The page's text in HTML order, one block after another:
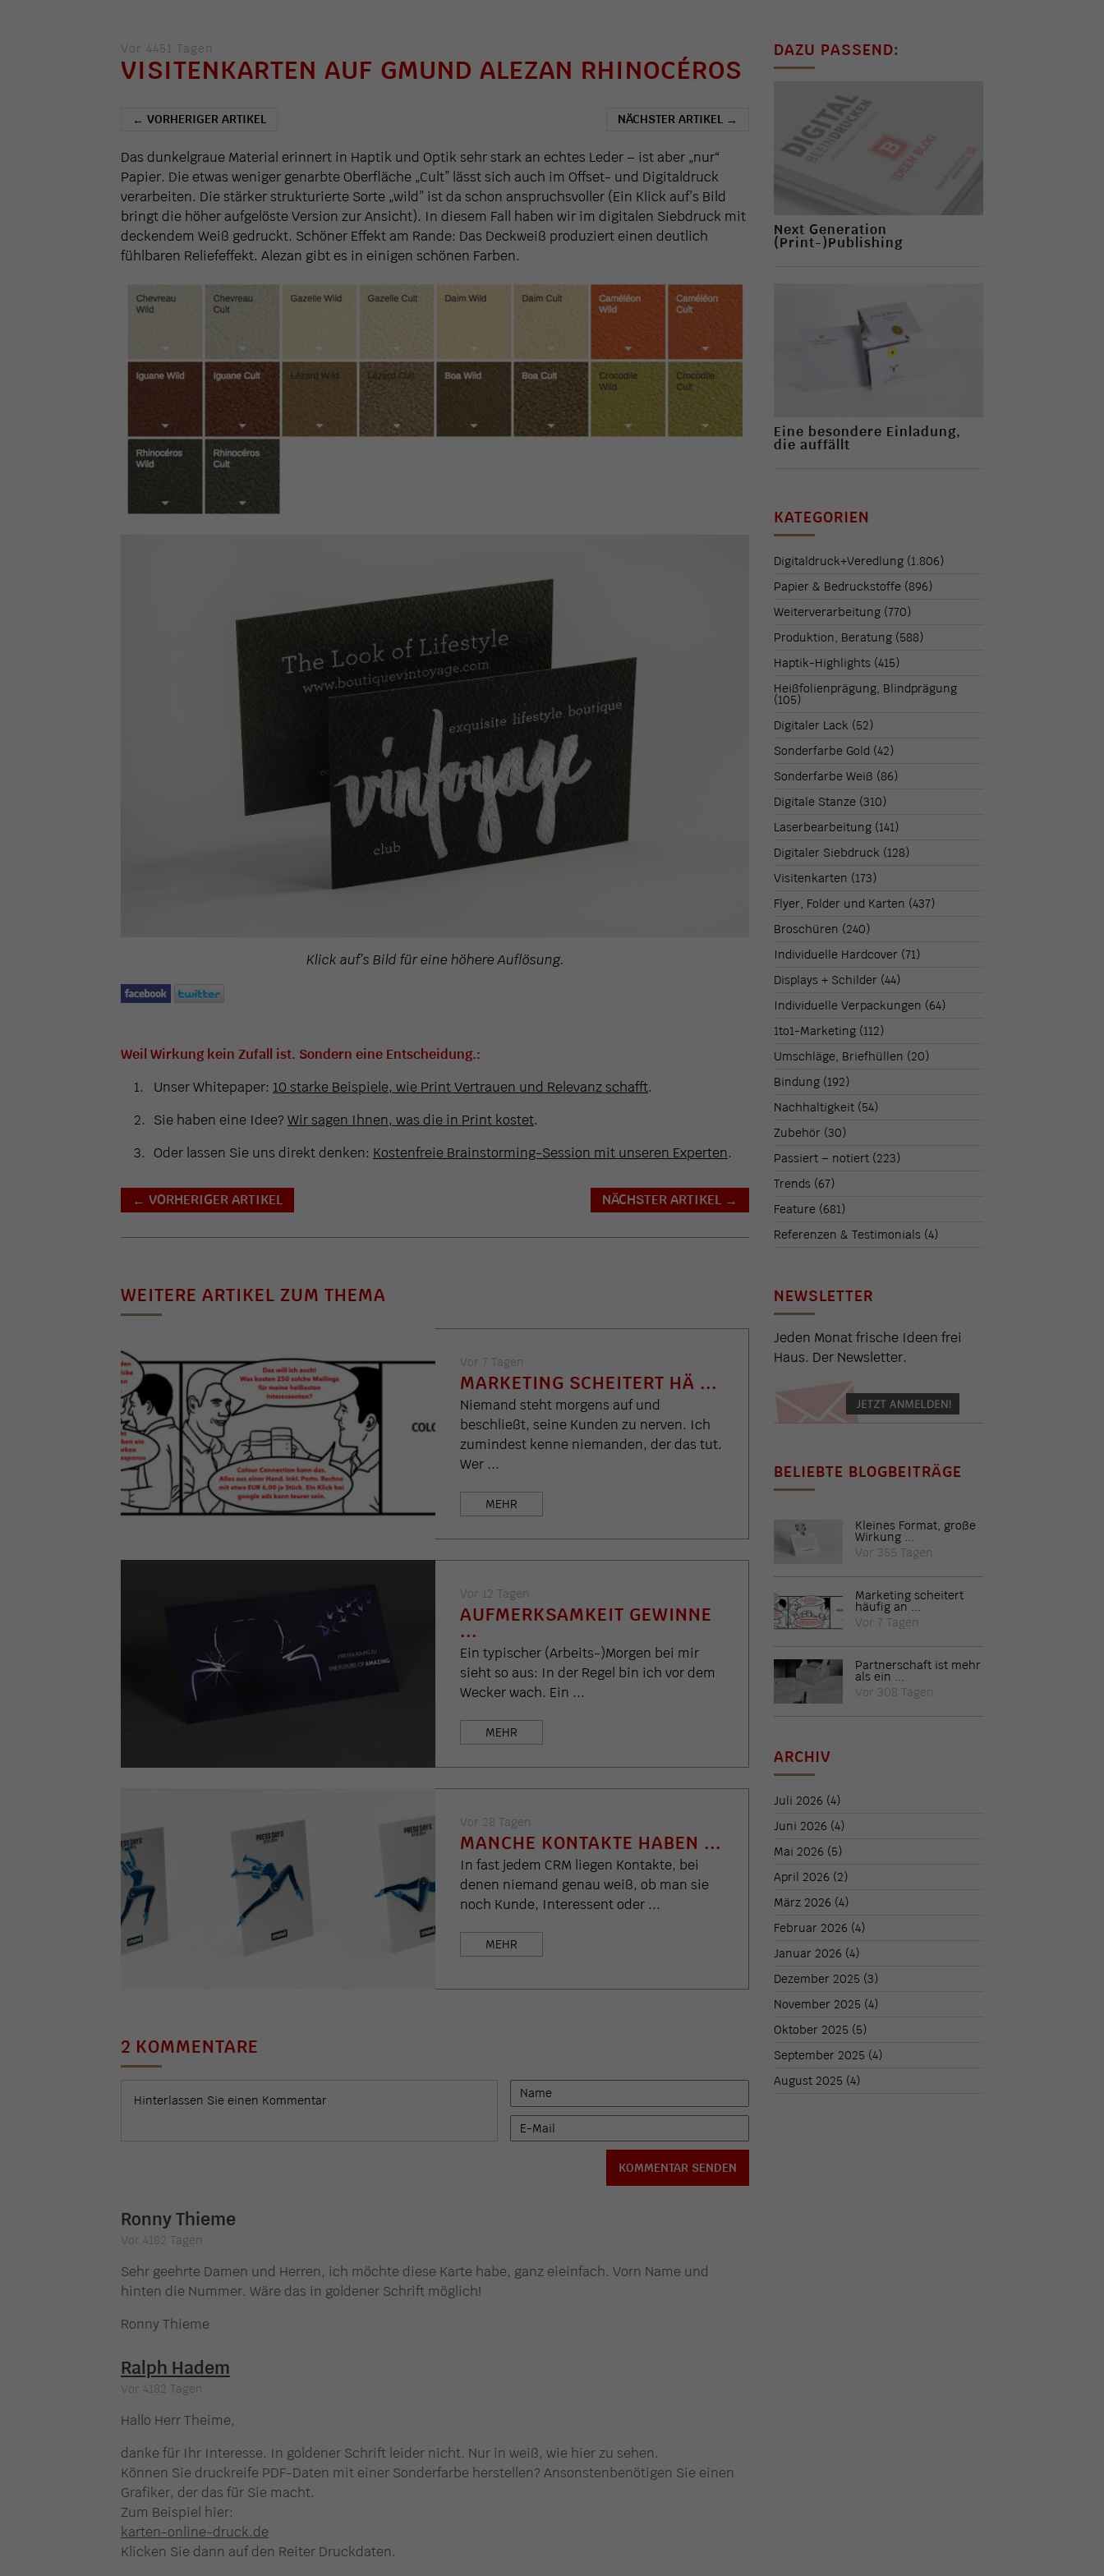
Vor 4451 Tagen
VISITENKARTEN AUF GMUND ALEZAN RHINOCÉROS
← VORHERIGER ARTIKEL NÄCHSTER ARTIKEL →
Das dunkelgraue Material erinnert in Haptik und Optik sehr stark an echtes Leder – ist aber „nur“
Papier. Die etwas weniger genarbte Oberfläche „Cult” lässt sich auch im Offset- und Digitaldruck
verarbeiten. Die stärker strukturierte Sorte „wild” ist da schon anspruchsvoller (Ein Klick auf’s Bild
bringt die höher aufgelöste Version zur Ansicht). In diesem Fall haben wir im digitalen Siebdruck mit
deckendem Weiß gedruckt. Schöner Effekt am Rande: Das Deckweiß produziert einen deutlich
fühlbaren Reliefeffekt. Alezan gibt es in einigen schönen Farben.
Klick auf’s Bild für eine höhere Auflösung.
Weil Wirkung kein Zufall ist. Sondern eine Entscheidung.:
Unser Whitepaper: 10 starke Beispiele, wie Print Vertrauen und Relevanz schafft.
Sie haben eine Idee? Wir sagen Ihnen, was die in Print kostet.
Oder lassen Sie uns direkt denken: Kostenfreie Brainstorming-Session mit unseren Experten.
← VORHERIGER ARTIKEL NÄCHSTER ARTIKEL →
WEITERE ARTIKEL ZUM THEMA
Vor 7 Tagen
MARKETING SCHEITERT HÄ ...
Niemand steht morgens auf und
beschließt, seine Kunden zu nerven. Ich
zumindest kenne niemanden, der das tut.
Wer ...
MEHR
Vor 12 Tagen
AUFMERKSAMKEIT GEWINNE
...
Ein typischer (Arbeits-)Morgen bei mir
sieht so aus: In der Regel bin ich vor dem
Wecker wach. Ein ...
MEHR
Vor 28 Tagen
MANCHE KONTAKTE HABEN ...
In fast jedem CRM liegen Kontakte, bei
denen niemand genau weiß, ob man sie
noch Kunde, Interessent oder ...
MEHR
2 KOMMENTARE
Ronny Thieme
Vor 4182 Tagen
Sehr geehrte Damen und Herren, ich möchte diese Karte habe, ganz eieinfach. Vorn Name und
hinten die Nummer. Wäre das in goldener Schrift möglich!
Ronny Thieme
Ralph Hadem
Vor 4182 Tagen
Hallo Herr Theime,
danke für Ihr Interesse. In goldener Schrift leider nicht. Nur in weiß, wie hier zu sehen.
Können Sie druckreife PDF-Daten mit einer Sonderfarbe herstellen? Ansonstenbenötigen Sie einen
Grafiker, der das für Sie macht.
Zum Beispiel hier:
karten-online-druck.de
Klicken Sie dann auf den Reiter Druckdaten.
DAZU PASSEND:
Next Generation
(Print-)Publishing
Eine besondere Einladung,
die auffällt
KATEGORIEN
Digitaldruck+Veredlung (1.806)
Papier & Bedruckstoffe (896)
Weiterverarbeitung (770)
Produktion, Beratung (588)
Haptik-Highlights (415)
Heißfolienprägung, Blindprägung
(105)
Digitaler Lack (52)
Sonderfarbe Gold (42)
Sonderfarbe Weiß (86)
Digitale Stanze (310)
Laserbearbeitung (141)
Digitaler Siebdruck (128)
Visitenkarten (173)
Flyer, Folder und Karten (437)
Broschüren (240)
Individuelle Hardcover (71)
Displays + Schilder (44)
Individuelle Verpackungen (64)
1to1-Marketing (112)
Umschläge, Briefhüllen (20)
Bindung (192)
Nachhaltigkeit (54)
Zubehör (30)
Passiert – notiert (223)
Trends (67)
Feature (681)
Referenzen & Testimonials (4)
NEWSLETTER
Jeden Monat frische Ideen frei
Haus. Der Newsletter.
BELIEBTE BLOGBEITRÄGE
Kleines Format, große
Wirkung ...
Vor 355 Tagen
Marketing scheitert
häufig an ...
Vor 7 Tagen
Partnerschaft ist mehr
als ein ...
Vor 308 Tagen
ARCHIV
Juli 2026 (4)
Juni 2026 (4)
Mai 2026 (5)
April 2026 (2)
März 2026 (4)
Februar 2026 (4)
Januar 2026 (4)
Dezember 2025 (3)
November 2025 (4)
Oktober 2025 (5)
September 2025 (4)
August 2025 (4)